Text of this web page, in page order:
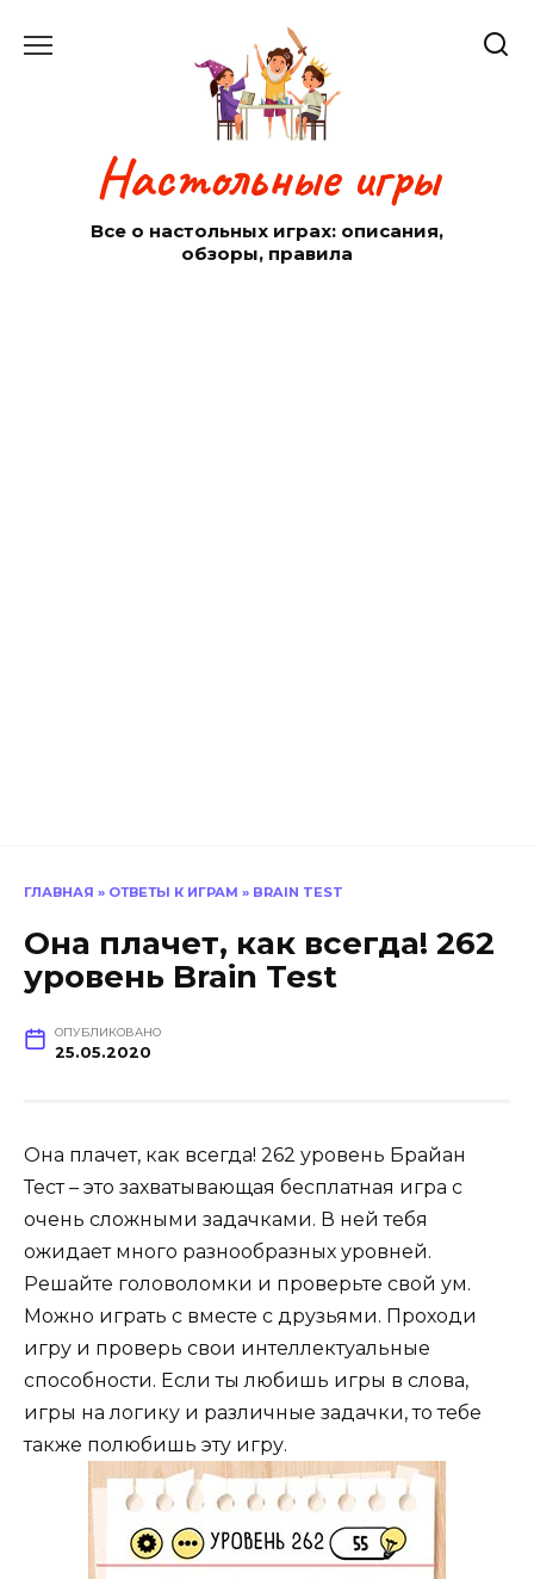
Настольные игры
Все о настольных играх: описания,
обзоры, правила
ГЛАВНАЯ » ОТВЕТЫ К ИГРАМ » BRAIN TEST
Она плачет, как всегда! 262
уровень Brain Test
ОПУБЛИКОВАНО
25.05.2020
Она плачет, как всегда! 262 уровень Брайан
Тест – это захватывающая бесплатная игра с
очень сложными задачками. В ней тебя
ожидает много разнообразных уровней.
Решайте головоломки и проверьте свой ум.
Можно играть с вместе с друзьями. Проходи
игру и проверь свои интеллектуальные
способности. Если ты любишь игры в слова,
игры на логику и различные задачки, то тебе
также полюбишь эту игру.